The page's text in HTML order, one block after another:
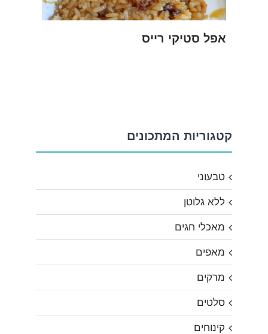
אפל סטיקי רייס
קטגוריות המתכונים
טבעוני
ללא גלוטן
מאכלי חגים
מאפים
מרקים
סלטים
קינוחים